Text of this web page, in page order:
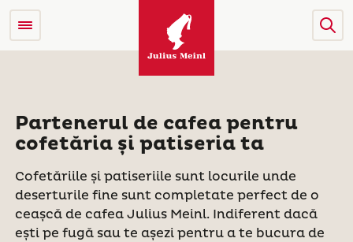
Partenerul de cafea pentru
cofetăria și patiseria ta
Cofetăriile și patiseriile sunt locurile unde
deserturile fine sunt completate perfect de o
ceașcă de cafea Julius Meinl. Indiferent dacă
ești pe fugă sau te așezi pentru a te bucura de